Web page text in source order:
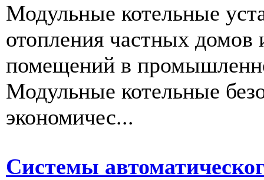
Модульные котельные
отопления частных домов
помещений в
Модульные котельные
экономичес...
Системы